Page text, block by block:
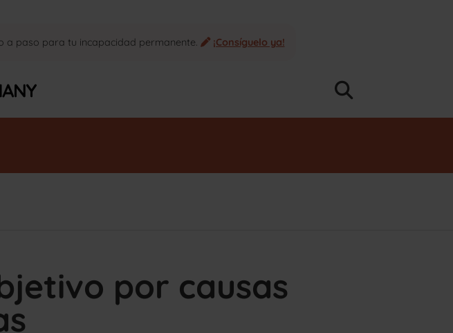
a paso para tu incapacidad permanente. ¡Consíguelo ya!
por causas